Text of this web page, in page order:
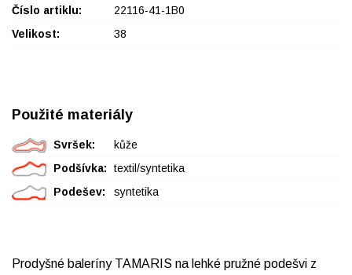
Číslo artiklu:
22116-41-1B0
Velikost:
38
Použité materiály
Svršek:
kůže
Podšívka:
textil/syntetika
Podešev:
syntetika
Prodyšné baleríny TAMARIS na lehké pružné podešvi z